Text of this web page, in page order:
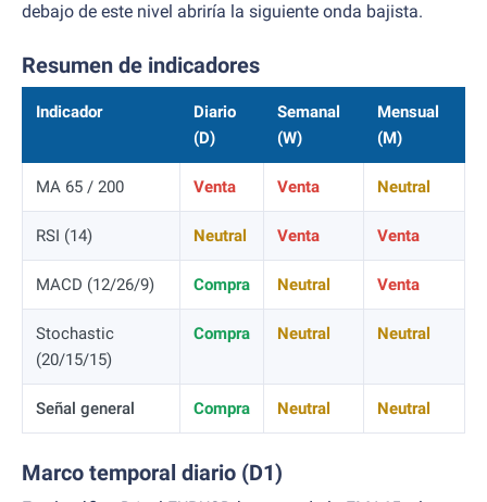
debajo de este nivel abriría la siguiente onda bajista.
Resumen de indicadores
Indicador
Diario
(D)
Semanal
(W)
Mensual
(M)
MA 65 / 200 Venta Venta Neutral
RSI (14) Neutral Venta Venta
MACD (12/26/9) Compra Neutral Venta
Stochastic
(20/15/15)
Compra Neutral Neutral
Señal general Compra Neutral Neutral
Marco temporal diario (D1)